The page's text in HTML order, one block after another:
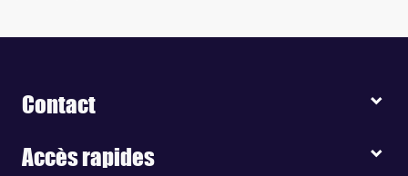
Contact
Accès rapides